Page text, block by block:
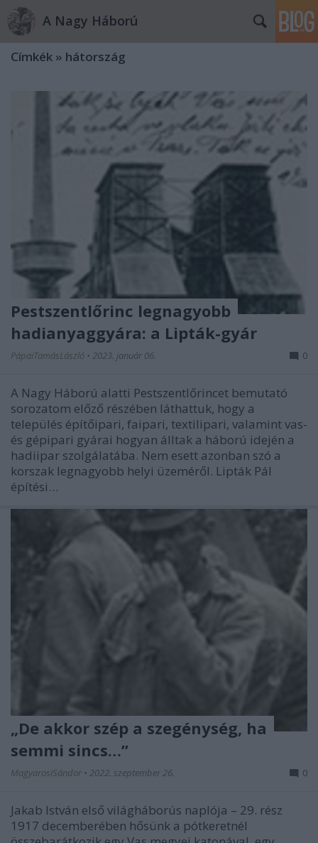
A Nagy Háború
Címkék » hátország
Pestszentlőrinc legnagyobb
hadianyaggyára: a Lipták-gyár
PápaiTamásLászló • 2023. január 06. 0
A Nagy Háború alatti Pestszentlőrincet bemutató
sorozatom előző részében láthattuk, hogy a
település építőipari, faipari, textilipari, valamint vas-
és gépipari gyárai hogyan álltak a háború idején a
hadiipar szolgálatába. Nem esett azonban szó a
korszak legnagyobb helyi üzeméről. Lipták Pál
építési…
„De akkor szép a szegénység, ha
semmi sincs…”
MagyarosiSándor • 2022. szeptember 26. 0
Jakab István első világháborús naplója – 29. rész
1917 decemberében hősünk a pótkeretnél